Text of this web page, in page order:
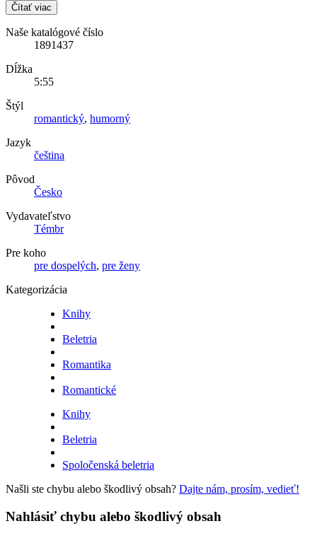
Čítať viac
Naše katalógové číslo
1891437
Dĺžka
5:55
Štýl
romantický, humorný
Jazyk
čeština
Pôvod
Česko
Vydavateľstvo
Témbr
Pre koho
pre dospelých, pre ženy
Kategorizácia
Knihy
Beletria
Romantika
Romantické
Knihy
Beletria
Spoločenská beletria
Našli ste chybu alebo škodlivý obsah? Dajte nám, prosím, vedieť!
Nahlásiť chybu alebo škodlivý obsah